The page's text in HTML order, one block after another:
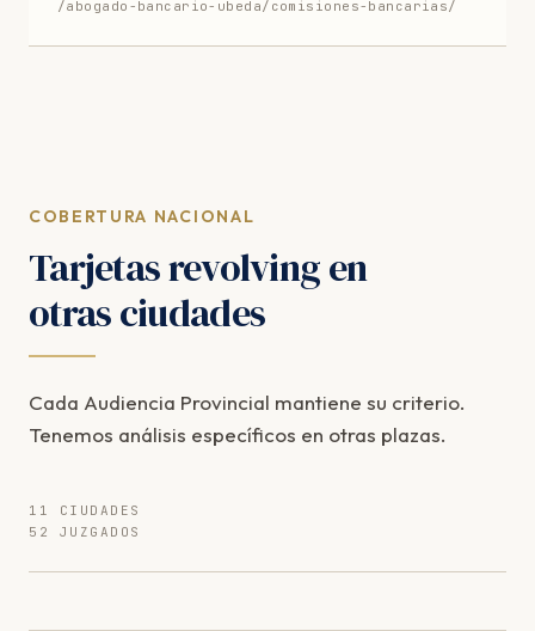
/abogado-bancario-ubeda/comisiones-bancarias/
COBERTURA NACIONAL
Tarjetas revolving en
otras ciudades
Cada Audiencia Provincial mantiene su criterio.
Tenemos análisis específicos en otras plazas.
11 CIUDADES
52 JUZGADOS